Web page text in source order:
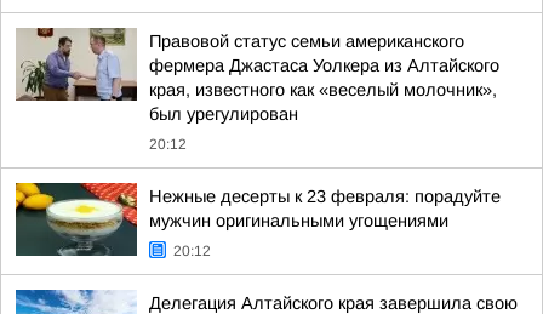
Правовой статус семьи американского
фермера Джастаса Уолкера из Алтайского
края, известного как «веселый молочник»,
был урегулирован
20:12
Нежные десерты к 23 февраля: порадуйте
мужчин оригинальными угощениями
20:12
Делегация Алтайского края завершила свою